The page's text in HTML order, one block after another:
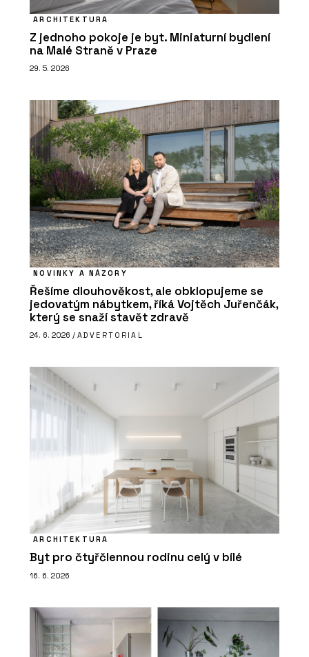
ARCHITEKTURA
Z jednoho pokoje je byt. Miniaturní bydlení
na Malé Straně v Praze
29. 5. 2026
NOVINKY A NÁZORY
Řešíme dlouhověkost, ale obklopujeme se
jedovatým nábytkem, říká Vojtěch Juřenčák,
který se snaží stavět zdravě
24. 6. 2026 / ADVERTORIAL
ARCHITEKTURA
Byt pro čtyřčlennou rodinu celý v bílé
16. 6. 2026